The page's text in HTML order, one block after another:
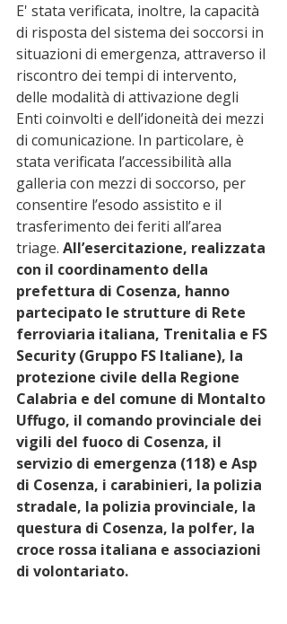
E' stata verificata, inoltre, la capacità
di risposta del sistema dei soccorsi in
situazioni di emergenza, attraverso il
riscontro dei tempi di intervento,
delle modalità di attivazione degli
Enti coinvolti e dell’idoneità dei mezzi
di comunicazione. In particolare, è
stata verificata l’accessibilità alla
galleria con mezzi di soccorso, per
consentire l’esodo assistito e il
trasferimento dei feriti all’area
triage. All’esercitazione, realizzata
con il coordinamento della
prefettura di Cosenza, hanno
partecipato le strutture di Rete
ferroviaria italiana, Trenitalia e FS
Security (Gruppo FS Italiane), la
protezione civile della Regione
Calabria e del comune di Montalto
Uffugo, il comando provinciale dei
vigili del fuoco di Cosenza, il
servizio di emergenza (118) e Asp
di Cosenza, i carabinieri, la polizia
stradale, la polizia provinciale, la
questura di Cosenza, la polfer, la
croce rossa italiana e associazioni
di volontariato.